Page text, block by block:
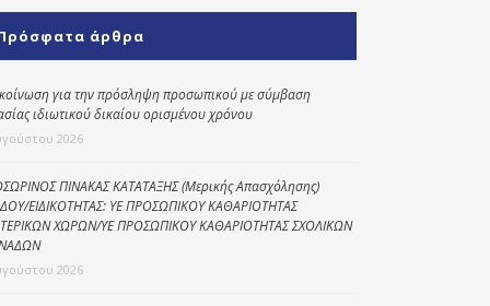
Κοινωνικό
παντοπωλείο
Kοινωνικό
φαρμακείο
Κέντρο Ημερήσιας
Φροντίδας
Ηλικιωμένων
(Κ.Η.Φ.Η.) Πρέβεζας
άρθρα
για την πρόσληψη προσωπικού με σύμβαση
ιδιωτικού δικαίου ορισμένου χρόνου
2026
ΠΙΝΑΚΑΣ ΚΑΤΑΤΑΞΗΣ (Μερικής Απασχόλησης)
ΕΙΔΙΚΟΤΗΤΑΣ: ΥΕ ΠΡΟΣΩΠΙΚΟΥ ΚΑΘΑΡΙΟΤΗΤΑΣ
ΧΩΡΩΝ/ΥΕ ΠΡΟΣΩΠΙΚΟΥ ΚΑΘΑΡΙΟΤΗΤΑΣ ΣΧΟΛΙΚΩΝ
2026